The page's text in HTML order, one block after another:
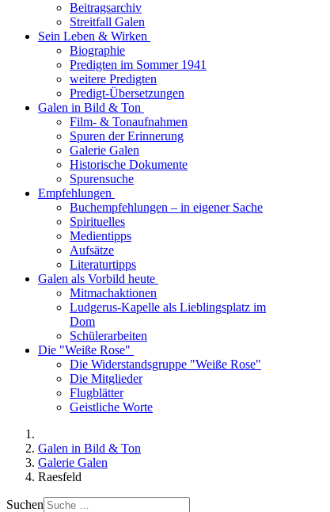
Beitragsarchiv
Streitfall Galen
Sein Leben & Wirken
Biographie
Predigten im Sommer 1941
weitere Predigten
Predigt-Übersetzungen
Galen in Bild & Ton
Film- & Tonaufnahmen
Spuren der Erinnerung
Galerie Galen
Historische Dokumente
Spurensuche
Empfehlungen
Buchempfehlungen – in eigener Sache
Spirituelles
Medientipps
Aufsätze
Literaturtipps
Galen als Vorbild heute
Mitmachaktionen
Ludgerus-Kapelle als Lieblingsplatz im
Dom
Schülerarbeiten
Die "Weiße Rose"
Die Widerstandsgruppe "Weiße Rose"
Die Mitglieder
Flugblätter
Geistliche Worte
Galen in Bild & Ton
Galerie Galen
Raesfeld
Suchen